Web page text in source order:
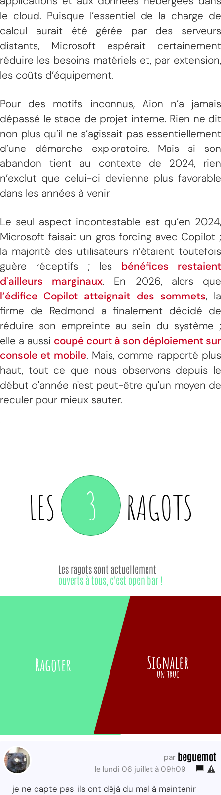
le cloud. Puisque l’essentiel de la charge de
calcul aurait été gérée par des serveurs
distants, Microsoft espérait certainement
réduire les besoins matériels et, par extension,
les coûts d’équipement.
Pour des motifs inconnus, Aion n’a jamais
dépassé le stade de projet interne. Rien ne dit
non plus qu’il ne s’agissait pas essentiellement
d’une démarche exploratoire. Mais si son
abandon tient au contexte de 2024, rien
n’exclut que celui-ci devienne plus favorable
dans les années à venir.
Le seul aspect incontestable est qu’en 2024,
Microsoft faisait un gros forcing avec Copilot ;
la majorité des utilisateurs n’étaient toutefois
guère réceptifs ; les bénéfices restaient
d'ailleurs marginaux. En 2026, alors que
l’édifice Copilot atteignait des sommets, la
firme de Redmond a finalement décidé de
réduire son empreinte au sein du système ;
elle a aussi coupé court à son déploiement sur
console et mobile. Mais, comme rapporté plus
haut, tout ce que nous observons depuis le
début d'année n'est peut-être qu'un moyen de
reculer pour mieux sauter.
LES 3 RAGOTS
Ragoter
Les ragots sont actuellement
ouverts à tous, c'est open bar !
Signaler
un truc
par beguemot
le lundi 06 juillet à 09h09
je ne capte pas, ils ont déjà du mal à maintenir